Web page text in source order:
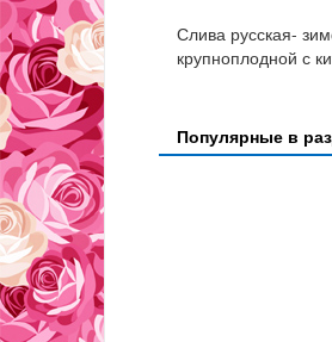
Слива русская-
крупноплодной с
Популярные в